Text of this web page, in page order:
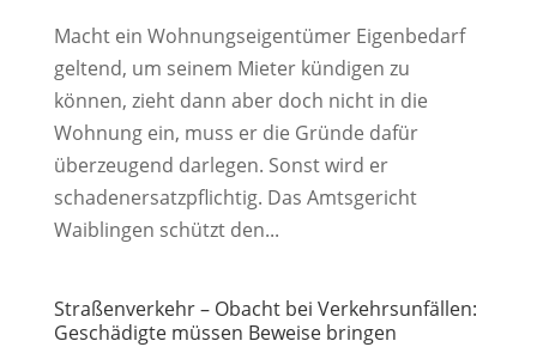
Macht ein Wohnungseigentümer Eigenbedarf
geltend, um seinem Mieter kündigen zu
können, zieht dann aber doch nicht in die
Wohnung ein, muss er die Gründe dafür
überzeugend darlegen. Sonst wird er
schadenersatzpflichtig. Das Amtsgericht
Waiblingen schützt den...
Straßenverkehr – Obacht bei Verkehrsunfällen:
Geschädigte müssen Beweise bringen